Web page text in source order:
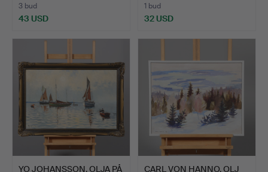
3 bud
43 USD
1 bud
32 USD
YO JOHANSSON. OLJA PÅ
CARL VON HANNO. OLJ